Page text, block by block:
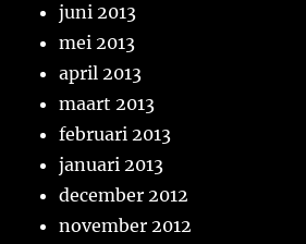
juni 2013
mei 2013
april 2013
maart 2013
februari 2013
januari 2013
december 2012
november 2012